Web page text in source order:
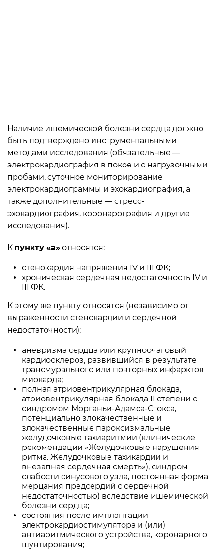
Наличие ишемической болезни сердца должно
быть подтверждено инструментальными
методами исследования (обязательные —
электрокардиография в покое и с нагрузочными
пробами, суточное мониторирование
электрокардиограммы и эхокардиография, а
также дополнительные — стресс-
эхокардиография, коронарография и другие
исследования).
К пункту «а» относятся:
стенокардия напряжения IV и III ФК;
хроническая сердечная недостаточность IV и
III ФК.
К этому же пункту относятся (независимо от
выраженности стенокардии и сердечной
недостаточности):
аневризма сердца или крупноочаговый
кардиосклероз, развившийся в результате
трансмурального или повторных инфарктов
миокарда;
полная атриовентрикулярная блокада,
атриовентрикулярная блокада II степени с
синдромом Морганьи-Адамса-Стокса,
потенциально злокачественные и
злокачественные пароксизмальные
желудочковые тахиаритмии (клинические
рекомендации «Желудочковые нарушения
ритма. Желудочковые тахикардии и
внезапная сердечная смерть»), синдром
слабости синусового узла, постоянная форма
мерцания предсердий с сердечной
недостаточностью) вследствие ишемической
болезни сердца;
состояния после имплантации
электрокардиостимулятора и (или)
антиаритмического устройства, коронарного
шунтирования;